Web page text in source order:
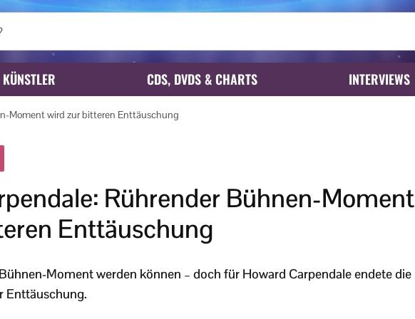
KÜNSTLER CDS, DVDS & CHARTS INTERVIEWS
Moment wird zur bitteren Enttäuschung
Rührender Bühnen-Moment
Enttäuschung
Moment werden können – doch für Howard Carpendale endete die
Enttäuschung.